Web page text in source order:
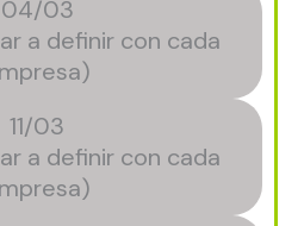
04/03
a definir con cada
11/03
a definir con cada